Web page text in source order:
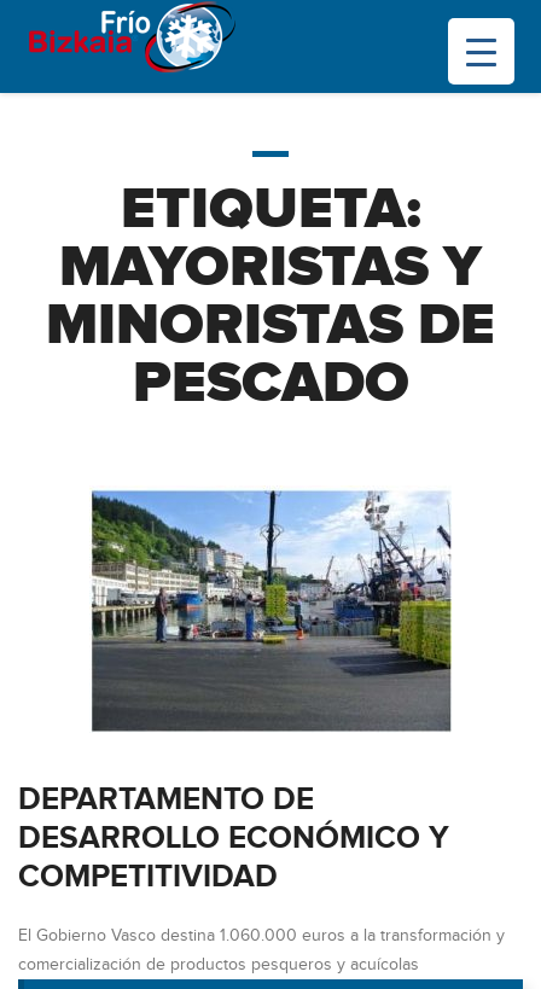
ETIQUETA:
MAYORISTAS Y
MINORISTAS DE
PESCADO
DEPARTAMENTO DE
DESARROLLO ECONÓMICO Y
COMPETITIVIDAD
El Gobierno Vasco destina 1.060.000 euros a la transformación y
comercialización de productos pesqueros y acuícolas